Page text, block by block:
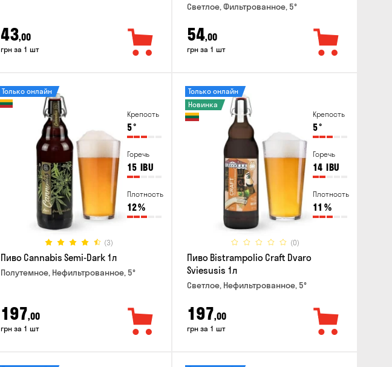
43,00
грн за 1 шт
Светлое, Фильтрованное, 5°
54,00
грн за 1 шт
Крепость
5°
Горечь
15 IBU
Плотность
12%
(3)
Только онлайн
Пиво Cannabis Semi-Dark 1л
Полутемное, Нефильтрованное, 5°
197,00
грн за 1 шт
Крепость
5°
Горечь
14 IBU
Плотность
11 %
(0)
Только онлайн
Новинка
Пиво Bistrampolio Craft Dvaro
Sviesusis 1л
Светлое, Нефильтрованное, 5°
197,00
грн за 1 шт